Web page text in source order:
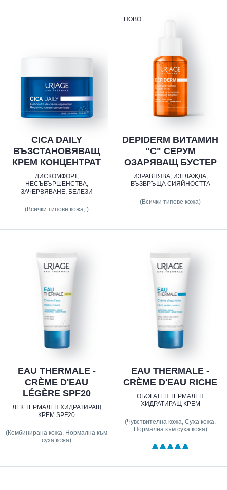
CICA DAILY
ВЪЗСТАНОВЯВАЩ
КРЕМ КОНЦЕНТРАТ
ДИСКОМФОРТ,
НЕСЪВЪРШЕНСТВА,
ЗАЧЕРВЯВАНЕ, БЕЛЕЗИ
(Всички типове кожа, )
НОВО
DEPIDERM ВИТАМИН
"С" СЕРУМ
ОЗАРЯВАЩ БУСТЕР
ИЗРАВНЯВА, ИЗГЛАЖДА,
ВЪЗВРЪЩА СИЯЙНОСТТА
(Всички типове кожа)
EAU THERMALE -
CRÈME D'EAU
LÉGÈRE SPF20
ЛЕК ТЕРМАЛЕН ХИДРАТИРАЩ
КРЕМ SPF20
(Комбинирана кожа, Нормална към
суха кожа)
EAU THERMALE -
CRÈME D'EAU RICHE
ОБОГАТЕН ТЕРМАЛЕН
ХИДРАТИРАЩ КРЕМ
(Чувствителна кожа, Суха кожа,
Нормална към суха кожа)